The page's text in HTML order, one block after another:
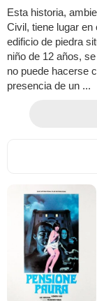
Esta historia,
Civil, tiene lugar
edificio de piedra
niño de 12 años,
no puede hacerse
presencia de un ...